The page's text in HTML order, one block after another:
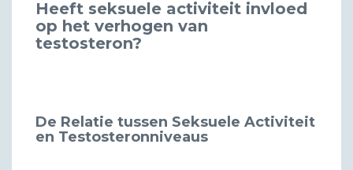
Heeft seksuele activiteit invloed
op het verhogen van
testosteron?
De Relatie tussen Seksuele Activiteit
en Testosteronniveaus